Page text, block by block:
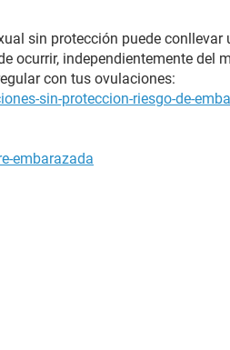
sin protección puede conllevar
ocurrir, independientemente del
con tus ovulaciones:
sin-proteccion-riesgo-de-
embarazada